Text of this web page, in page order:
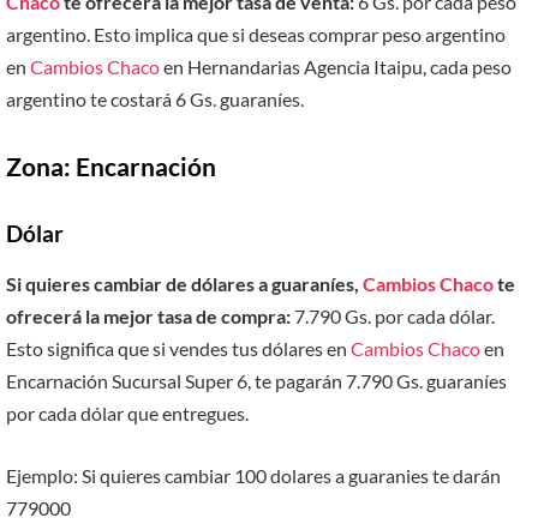
argentino. Esto implica que si deseas comprar peso argentino
en Cambios Chacoen Hernandarias Agencia Itaipu, cada peso
argentino te costará 6 Gs. guaraníes.
Zona: Encarnación
Dólar
Si quieres cambiar de dólares a guaraníes, Cambios Chacote
ofrecerá la mejor tasa de compra:7.790 Gs. por cada dólar.
Esto significa que si vendes tus dólares en Cambios Chacoen
Encarnación Sucursal Super 6, te pagarán 7.790 Gs. guaraníes
por cada dólar que entregues.
Ejemplo: Si quieres cambiar 100 dolares a guaranies te darán
779000